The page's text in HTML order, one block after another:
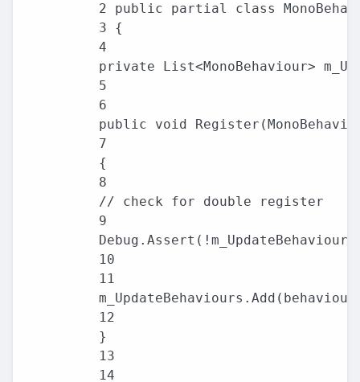
2 public partial class
3 {
4
private List<MonoBehaviour>
5
6
public void
7
{
8
// check for double register
9
10
11
12
}
13
14